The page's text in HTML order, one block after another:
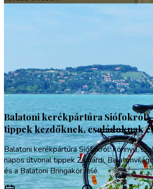
Vízi sportok
Balatoni kerékpártúra Siófokról
tippek kezdőknek, családoknak
Balatoni kerékpártúra Siófokról: könnyű,
napos útvonal tippek Zamárdi,
és a Balatoni Bringakör felé.